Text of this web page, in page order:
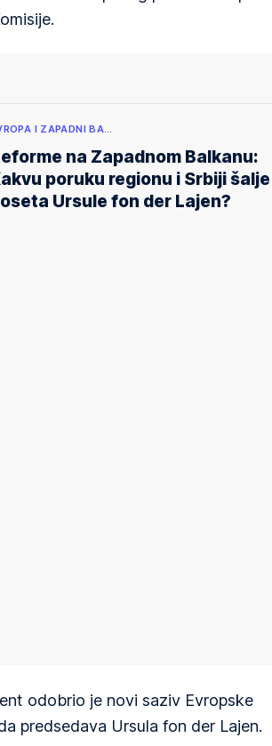
I ZAPADNI BA…
na Zapadnom Balkanu:
poruku regionu i Srbiji šalje
Ursule fon der Lajen?
odobrio je novi saziv Evropske
predsedava Ursula fon der Lajen.